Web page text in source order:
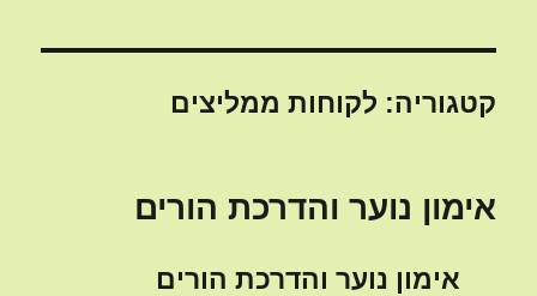
קטגוריה: לקוחות ממליצים
אימון נוער והדרכת הורים
אימון נוער והדרכת הורים